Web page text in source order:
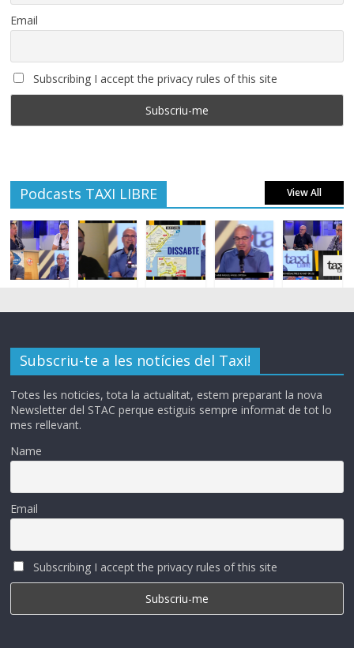
Email
Subscribing I accept the privacy rules of this site
Podcasts TAXI LIBRE View All
Subscriu-te a les notícies del Taxi!
Totes les noticies, tota la actualitat, estem preparant la nova
Newsletter del STAC perque estiguis sempre informat de tot lo
mes rellevant.
Name
Email
Subscribing I accept the privacy rules of this site